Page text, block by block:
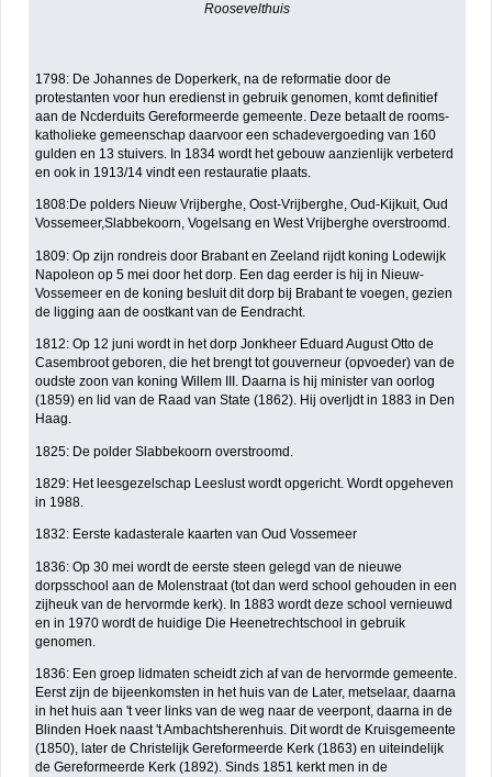
Roosevelthuis
1798: De Johannes de Doperkerk, na de reformatie door de
protestanten voor hun eredienst in gebruik genomen, komt definitief
aan de Ncderduits Gereformeerde gemeente. Deze betaalt de rooms-
katholieke gemeenschap daarvoor een schadevergoeding van 160
gulden en 13 stuivers. In 1834 wordt het gebouw aanzienlijk verbeterd
en ook in 1913/14 vindt een restauratie plaats.
1808:De polders Nieuw Vrijberghe, Oost-Vrijberghe, Oud-Kijkuit, Oud
Vossemeer,Slabbekoorn, Vogelsang en West Vrijberghe overstroomd.
1809: Op zijn rondreis door Brabant en Zeeland rijdt koning Lodewijk
Napoleon op 5 mei door het dorp. Een dag eerder is hij in Nieuw-
Vossemeer en de koning besluit dit dorp bij Brabant te voegen, gezien
de ligging aan de oostkant van de Eendracht.
1812: Op 12 juni wordt in het dorp Jonkheer Eduard August Otto de
Casembroot geboren, die het brengt tot gouverneur (opvoeder) van de
oudste zoon van koning Willem III. Daarna is hij minister van oorlog
(1859) en lid van de Raad van State (1862). Hij overljdt in 1883 in Den
Haag.
1825: De polder Slabbekoorn overstroomd.
1829: Het leesgezelschap Leeslust wordt opgericht. Wordt opgeheven
in 1988.
1832: Eerste kadasterale kaarten van Oud Vossemeer
1836: Op 30 mei wordt de eerste steen gelegd van de nieuwe
dorpsschool aan de Molenstraat (tot dan werd school gehouden in een
zijheuk van de hervormde kerk). In 1883 wordt deze school vernieuwd
en in 1970 wordt de huidige Die Heenetrechtschool in gebruik
genomen.
1836: Een groep lidmaten scheidt zich af van de hervormde gemeente.
Eerst zijn de bijeenkomsten in het huis van de Later, metselaar, daarna
in het huis aan 't veer links van de weg naar de veerpont, daarna in de
Blinden Hoek naast 't Ambachtsherenhuis. Dit wordt de Kruisgemeente
(1850), later de Christelijk Gereformeerde Kerk (1863) en uiteindelijk
de Gereformeerde Kerk (1892). Sinds 1851 kerkt men in de